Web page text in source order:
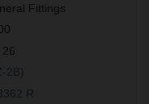
Fittings
2B)
R